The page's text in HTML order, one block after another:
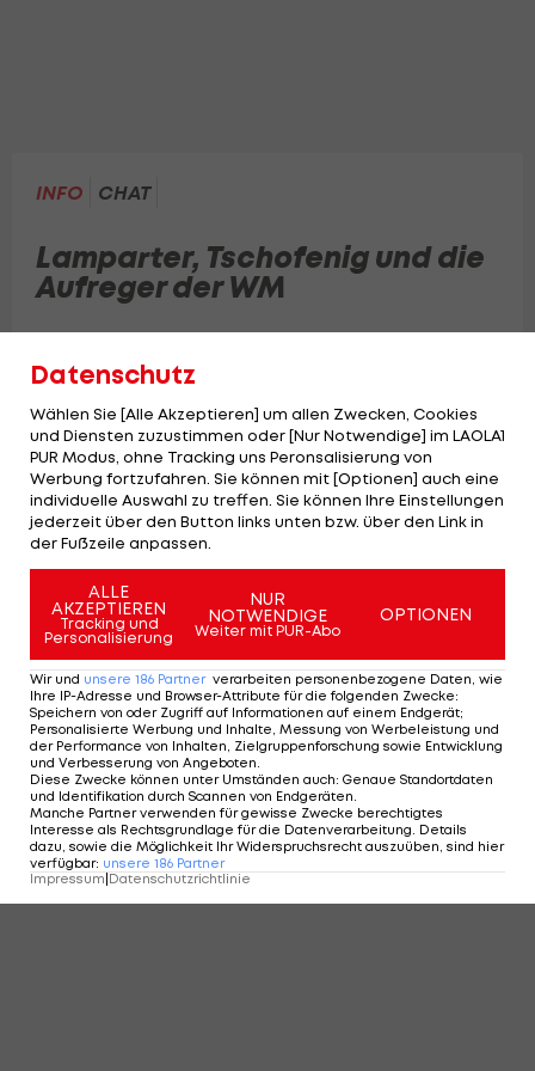
INFO CHAT
Lamparter, Tschofenig und die
Aufreger der WM
Datenschutz
Wählen Sie [Alle Akzeptieren] um allen Zwecken, Cookies
und Diensten zuzustimmen oder [Nur Notwendige] im LAOLA1
PUR Modus, ohne Tracking uns Peronsalisierung von
Werbung fortzufahren. Sie können mit [Optionen] auch eine
individuelle Auswahl zu treffen. Sie können Ihre Einstellungen
jederzeit über den Button links unten bzw. über den Link in
der Fußzeile anpassen.
ALLE
AKZEPTIEREN
Tracking und
Personalisierung
NUR
NOTWENDIGE
Weiter mit PUR-Abo
OPTIONEN
Wir und unsere 186 Partner verarbeiten personenbezogene Daten, wie
Ihre IP-Adresse und Browser-Attribute für die folgenden Zwecke:
Speichern von oder Zugriff auf Informationen auf einem Endgerät;
Personalisierte Werbung und Inhalte, Messung von Werbeleistung und
der Performance von Inhalten, Zielgruppenforschung sowie Entwicklung
und Verbesserung von Angeboten.
Diese Zwecke können unter Umständen auch: Genaue Standortdaten
und Identifikation durch Scannen von Endgeräten.
Manche Partner verwenden für gewisse Zwecke berechtigtes
Interesse als Rechtsgrundlage für die Datenverarbeitung. Details
dazu, sowie die Möglichkeit Ihr Widerspruchsrecht auszuüben, sind hier
verfügbar: unsere 186 Partner
Impressum Datenschutzrichtlinie